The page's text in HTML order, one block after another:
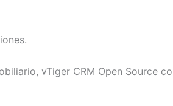
vTiger CRM Open Source